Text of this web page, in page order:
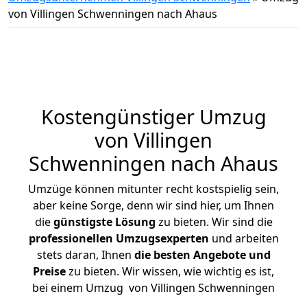
von Villingen Schwenningen nach Ahaus
Kostengünstiger Umzug
von Villingen
Schwenningen nach Ahaus
Umzüge können mitunter recht kostspielig sein,
aber keine Sorge, denn wir sind hier, um Ihnen
diegünstigste Lösung zu bieten. Wir sind die
professionellen Umzugsexperten und arbeiten
stets daran, Ihnen die besten Angebote und
Preisezu bieten. Wir wissen, wie wichtig es ist,
bei einem Umzug von Villingen Schwenningen